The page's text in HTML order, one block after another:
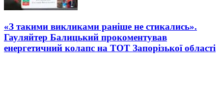
«З такими викликами раніше не стикались».
Гауляйтер Балицький прокоментував
енергетичний колапс на ТОТ Запорізької області